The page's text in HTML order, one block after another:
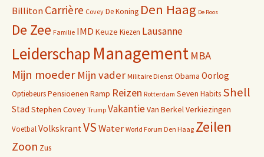
BillitonCarrière Covey De Koning Den Haag De Roos
De Zee Familie IMD Keuze Kiezen Lausanne
Leiderschap Management MBA
Mijn moeder Mijn vader Militaire Dienst Obama Oorlog
OptiebeursPensioenen Ramp Reizen Rotterdam Seven Habits Shell
Stad Stephen Covey Trump VakantieVan BerkelVerkiezingen
VoetbalVolkskrantVSWater World Forum Den Haag Zeilen
Zoon Zus